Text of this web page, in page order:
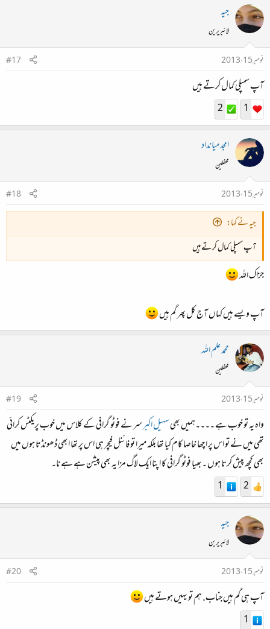
جیہ
لائبریرین
نومبر 15، 2013
#17
آپ سمپلی کمال کرتے ہیں
1
2
امجد میانداد
محفلین
نومبر 15، 2013
#18
جیہ نے کہا:
آپ سمپلی کمال کرتے ہیں
جزاک اللہ
آپ ویسے ہیں کہاں آج کل پھر گم ہیں
محمد علم اللہ
محفلین
نومبر 15، 2013
#19
واہ یہ تو خوب ہے ۔۔۔۔ہمیں بھیسہیل اکبرسر نے فوٹو گرافی کے کلاس میں خوب پریکٹس کرائی
تھی میں نے تو اس پر اچھا خاصا کام کیا تھا بلکہ میرا تو فائنل فیچر ہی اس پر تھا ابھی ڈھونڈتا ہوں میں
بھی کچھ پیش کرتا ہوں ۔بھیا فوٹو گرافی کا اپنا ایک لاگ مزا یہ بھی پیشن ہے ہے نا۔
2
1
جیہ
لائبریرین
نومبر 15، 2013
#20
آپ ہی گم ہیں جناب. ہم تو یہیں ہوتے ہیں
1